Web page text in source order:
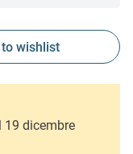
19 dicembre